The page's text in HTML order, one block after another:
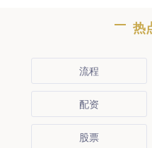
热
流程
配资
股票